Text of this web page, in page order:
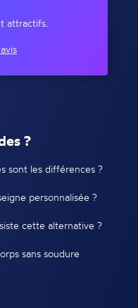
attractifs.
?
sont les différences ?
personnalisée ?
cette alternative ?
sans soudure